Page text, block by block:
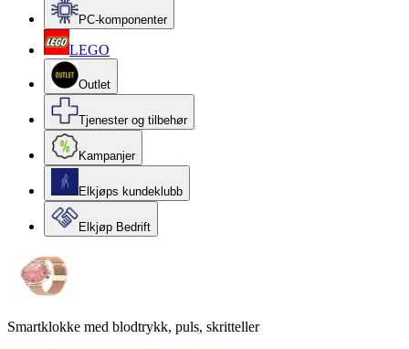
PC-komponenter
LEGO
Outlet
Tjenester og tilbehør
Kampanjer
Elkjøps kundeklubb
Elkjøp Bedrift
Smartklokke med blodtrykk, puls, skritteller